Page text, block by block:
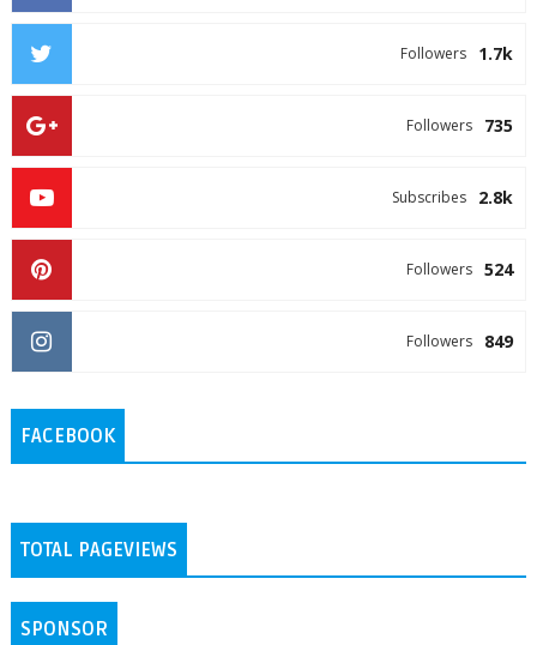
1.7k
Followers
735
Followers
2.8k
Subscribes
524
Followers
849
Followers
FACEBOOK
TOTAL PAGEVIEWS
SPONSOR